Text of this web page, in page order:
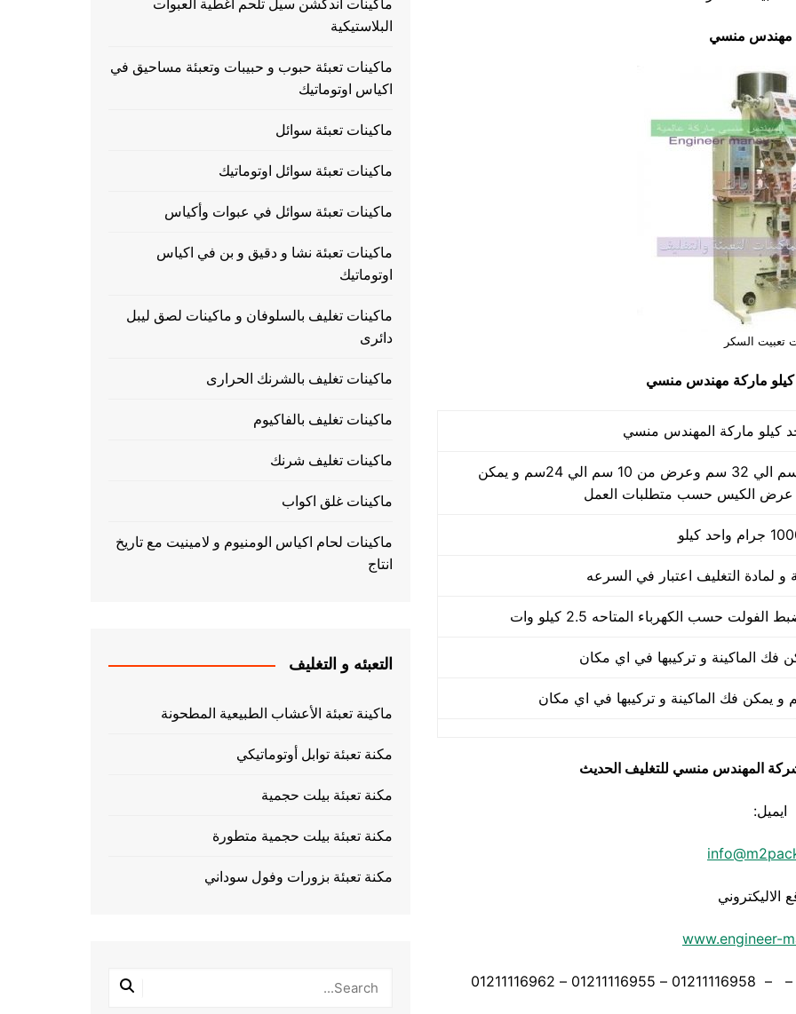
تعبيت السكر
طول الكيس من 10 سم الي 32 سم وعرض من 10 سم الي 24سم و يمكن
عرض الكيس حسب متطلبات العمل
شركة المهندس منسي للتغليف الحديث
ايميل:
الاليكتروني
www.engineer-
ماكينات اندكشن سيل تلحم اغطية العبوات
البلاستيكية
ماكينات تعبئة حبوب و حبيبات وتعبئة مساحيق في
اكياس اوتوماتيك
ماكينات تعبئة سوائل
ماكينات تعبئة سوائل اوتوماتيك
ماكينات تعبئة سوائل في عبوات وأكياس
ماكينات تعبئة نشا و دقيق و بن في اكياس
اوتوماتيك
ماكينات تغليف بالسلوفان و ماكينات لصق ليبل
دائرى
ماكينات تغليف بالشرنك الحرارى
ماكينات تغليف بالفاكيوم
ماكينات تغليف شرنك
ماكينات غلق اكواب
ماكينات لحام اكياس الومنيوم و لامينيت مع تاريخ
انتاج
التعبئه و التغليف
ماكينة تعبئة الأعشاب الطبيعية المطحونة
مكنة تعبئة توابل أوتوماتيكي
مكنة تعبئة بيلت حجمية
مكنة تعبئة بيلت حجمية متطورة
مكنة تعبئة بزورات وفول سوداني